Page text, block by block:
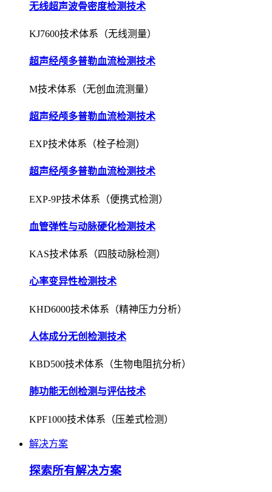
无线超声波骨密度检测技术
KJ7600技术体系（无线测量）
超声经颅多普勒血流检测技术
M技术体系（无创血流测量）
超声经颅多普勒血流检测技术
EXP技术体系（栓子检测）
超声经颅多普勒血流检测技术
EXP-9P技术体系（便携式检测）
血管弹性与动脉硬化检测技术
KAS技术体系（四肢动脉检测）
心率变异性检测技术
KHD6000技术体系（精神压力分析）
人体成分无创检测技术
KBD500技术体系（生物电阻抗分析）
肺功能无创检测与评估技术
KPF1000技术体系（压差式检测）
解决方案
探索所有解决方案